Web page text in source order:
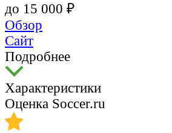
до 15 000 ₽
Обзор
Сайт
Подробнее
Характеристики
Оценка Soccer.ru